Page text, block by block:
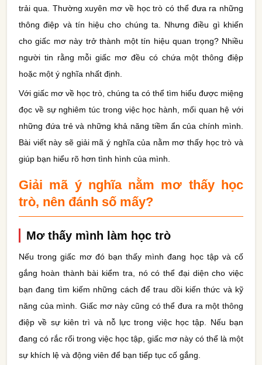
trải qua. Thường xuyên mơ về học trò có thể đưa ra những
thông điệp và tín hiệu cho chúng ta. Nhưng điều gì khiến
cho giấc mơ này trở thành một tín hiệu quan trọng? Nhiều
người tin rằng mỗi giấc mơ đều có chứa một thông điệp
hoặc một ý nghĩa nhất định.
Với giấc mơ về học trò, chúng ta có thể tìm hiểu được miệng
đọc về sự nghiêm túc trong việc học hành, mối quan hệ với
những đứa trẻ và những khả năng tiềm ẩn của chính mình.
Bài viết này sẽ giải mã ý nghĩa của nằm mơ thấy học trò và
giúp bạn hiểu rõ hơn tình hình của mình.
Giải mã ý nghĩa nằm mơ thấy học
trò, nên đánh số mấy?
Mơ thấy mình làm học trò
Nếu trong giấc mơ đó bạn thấy mình đang học tập và cố
gắng hoàn thành bài kiểm tra, nó có thể đại diện cho việc
bạn đang tìm kiếm những cách để trau dồi kiến thức và kỹ
năng của mình. Giấc mơ này cũng có thể đưa ra một thông
điệp về sự kiên trì và nỗ lực trong việc học tập. Nếu bạn
đang có rắc rối trong việc học tập, giấc mơ này có thể là một
sự khích lệ và động viên để bạn tiếp tục cố gắng.